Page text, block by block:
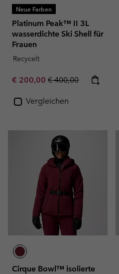
Neue Farben
Platinum Peak™ II 3L
wasserdichte Ski Shell für
Frauen
Recycelt
Sale price:
€ 200,00 Regular price:
€ 400,00
Vergleichen
Cirque Bowl™ isolierte